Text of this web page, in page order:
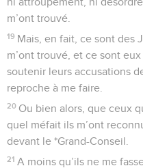
m’ont trouvé.
19 Mais, en fait, ce sont des
m’ont trouvé, et ce sont
soutenir leurs accusations
reproche à me faire.
20 Ou bien alors, que ceux
quel méfait ils m’ont
devant le *Grand-Conseil.
21 A moins qu’ils ne me